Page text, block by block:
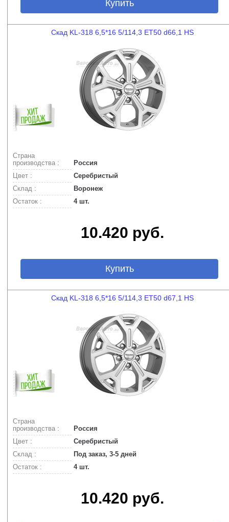
Купить
Скад KL-318 6,5*16 5/114,3 ET50 d66,1 HS
Страна
производства :
Россия
Цвет :
Серебристый
Склад :
Воронеж
Остаток :
4 шт.
10.420 руб.
Купить
Скад KL-318 6,5*16 5/114,3 ET50 d67,1 HS
Страна
производства :
Россия
Цвет :
Серебристый
Склад :
Под заказ, 3-5 дней
Остаток :
4 шт.
10.420 руб.